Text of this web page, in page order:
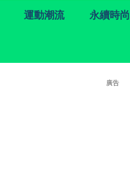
運動潮流 永續時尚
廣告